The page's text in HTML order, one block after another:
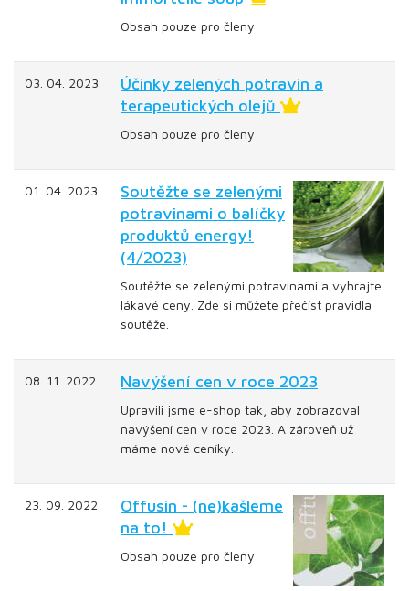
Obsah pouze pro členy
03. 04. 2023
Účinky zelených potravin a
terapeutických olejů
Obsah pouze pro členy
01. 04. 2023
Soutěžte se zelenými
potravinami o balíčky
produktů energy!
(4/2023)
Soutěžte se zelenými potravinami a vyhrajte
lákavé ceny. Zde si můžete přečíst pravidla
soutěže.
08. 11. 2022 Navýšení cen v roce 2023
Upravili jsme e-shop tak, aby zobrazoval
navýšení cen v roce 2023. A zároveň už
máme nové ceníky.
23. 09. 2022
Offusin - (ne)kašleme
na to!
Obsah pouze pro členy